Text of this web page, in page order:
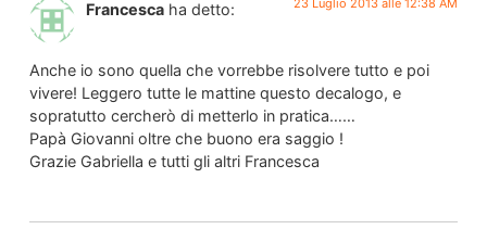
Francesca ha detto: 23 Luglio 2013 alle 12:38 AM
Anche io sono quella che vorrebbe risolvere tutto e poi
vivere! Leggero tutte le mattine questo decalogo, e
sopratutto cercherò di metterlo in pratica……
Papà Giovanni oltre che buono era saggio !
Grazie Gabriella e tutti gli altri Francesca